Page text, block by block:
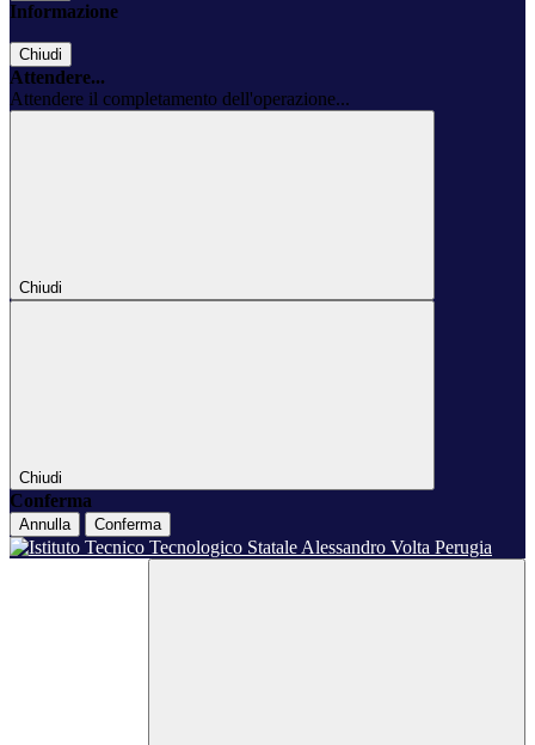
Informazione
Chiudi
Attendere...
Attendere il completamento dell'operazione...
Chiudi
Chiudi
Conferma
Annulla Conferma